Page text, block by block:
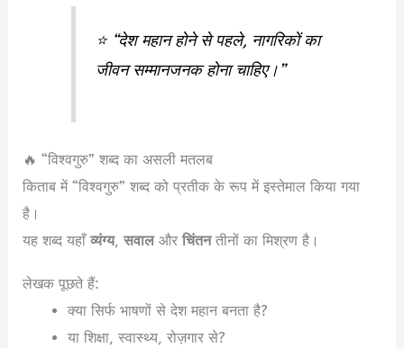
⭐ “देश महान होने से पहले, नागरिकों का
जीवन सम्मानजनक होना चाहिए।”
🔥 “विश्वगुरु” शब्द का असली मतलब
किताब में “विश्वगुरु” शब्द को प्रतीक के रूप में इस्तेमाल किया गया
है।
यह शब्द यहाँव्यंग्य,सवालऔरचिंतनतीनों का मिश्रण है।
लेखक पूछते हैं:
क्या सिर्फ भाषणों से देश महान बनता है?
या शिक्षा, स्वास्थ्य, रोज़गार से?